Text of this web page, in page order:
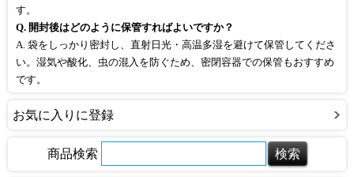
す。
Q. 開封後はどのように保管すればよいですか？
A. 袋をしっかり密封し、直射日光・高温多湿を避けて保管してくださ
い。湿気や酸化、虫の混入を防ぐため、密閉容器での保管もおすすめ
です。
お気に入りに登録
商品検索